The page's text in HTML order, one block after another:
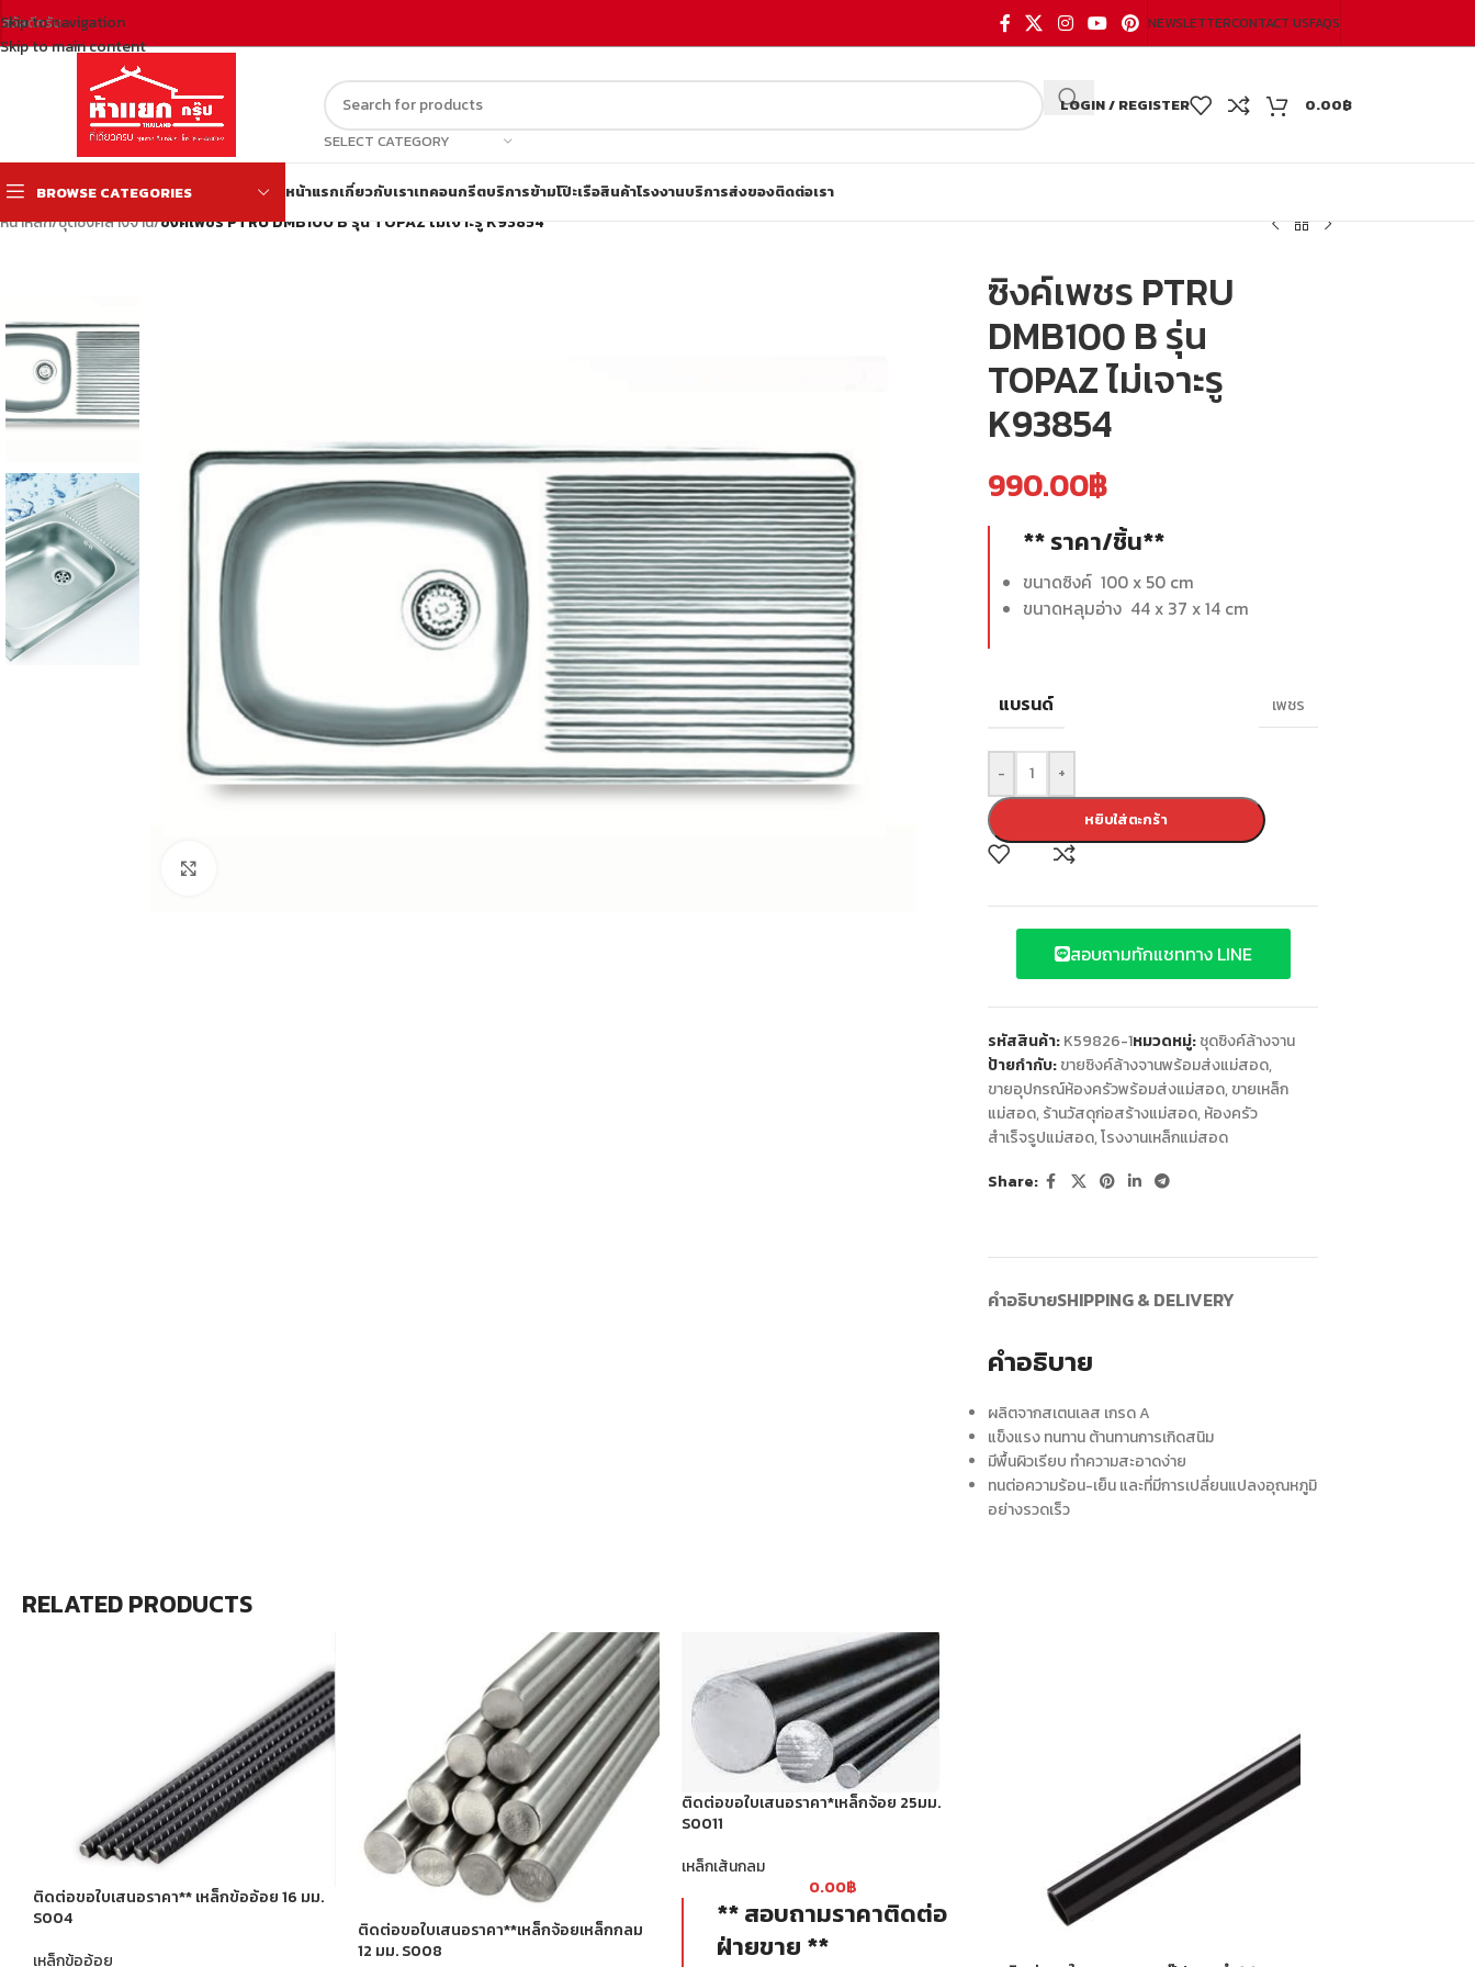
Skip to navigation
Skip to main content
สวัสดีครับ NEWSLETTERCONTACT USFAQS
SELECT CATEGORY
LOGIN / REGISTER 0.00฿
BROWSE CATEGORIES หน้าแรกเกี่ยวกับเราเทคอนกรีตบริการข้ามโป๊ะเรือสินค้าโรงงานบริการส่งของติดต่อเรา
หน้าหลัก/ชุดซิงค์ล้างจาน/ซิงค์เพชร PTRU DMB100 B รุ่น TOPAZ ไม่เจาะรู K93854
ซิงค์เพชร PTRU
DMB100 B รุ่น
TOPAZ ไม่เจาะรู
K93854
990.00฿
** ราคา/ชิ้น**
ขนาดซิงค์ 100 x 50 cm
ขนาดหลุมอ่าง 44 x 37 x 14 cm
แบรนด์ เพชร
- +
หยิบใส่ตะกร้า
สอบถามทักแชททาง LINE
รหัสสินค้า:K59826-1หมวดหมู่: ชุดซิงค์ล้างจาน
ป้ายกำกับ: ขายซิงค์ล้างจานพร้อมส่งแม่สอด,
ขายอุปกรณ์ห้องครัวพร้อมส่งแม่สอด, ขายเหล็ก
แม่สอด, ร้านวัสดุก่อสร้างแม่สอด, ห้องครัว
สำเร็จรูปแม่สอด,โรงงานเหล็กแม่สอด
Share:
คำอธิบายSHIPPING & DELIVERY
คำอธิบาย
ผลิตจากสเตนเลส เกรด A
แข็งแรง ทนทาน ต้านทานการเกิดสนิม
มีพื้นผิวเรียบ ทำความสะอาดง่าย
ทนต่อความร้อน-เย็น และที่มีการเปลี่ยนแปลงอุณหภูมิ
อย่างรวดเร็ว
RELATED PRODUCTS
ติดต่อขอใบเสนอราคา** เหล็กข้ออ้อย 16 มม.
S004
เหล็กข้ออ้อย
ติดต่อขอใบเสนอราคา**เหล็กจ้อยเหล็กกลม
12 มม. S008
ติดต่อขอใบเสนอราคา*เหล็กจ้อย 25มม.
S0011
เหล็กเส้นกลม
0.00฿
** สอบถามราคาติดต่อ
ฝ่ายขาย **